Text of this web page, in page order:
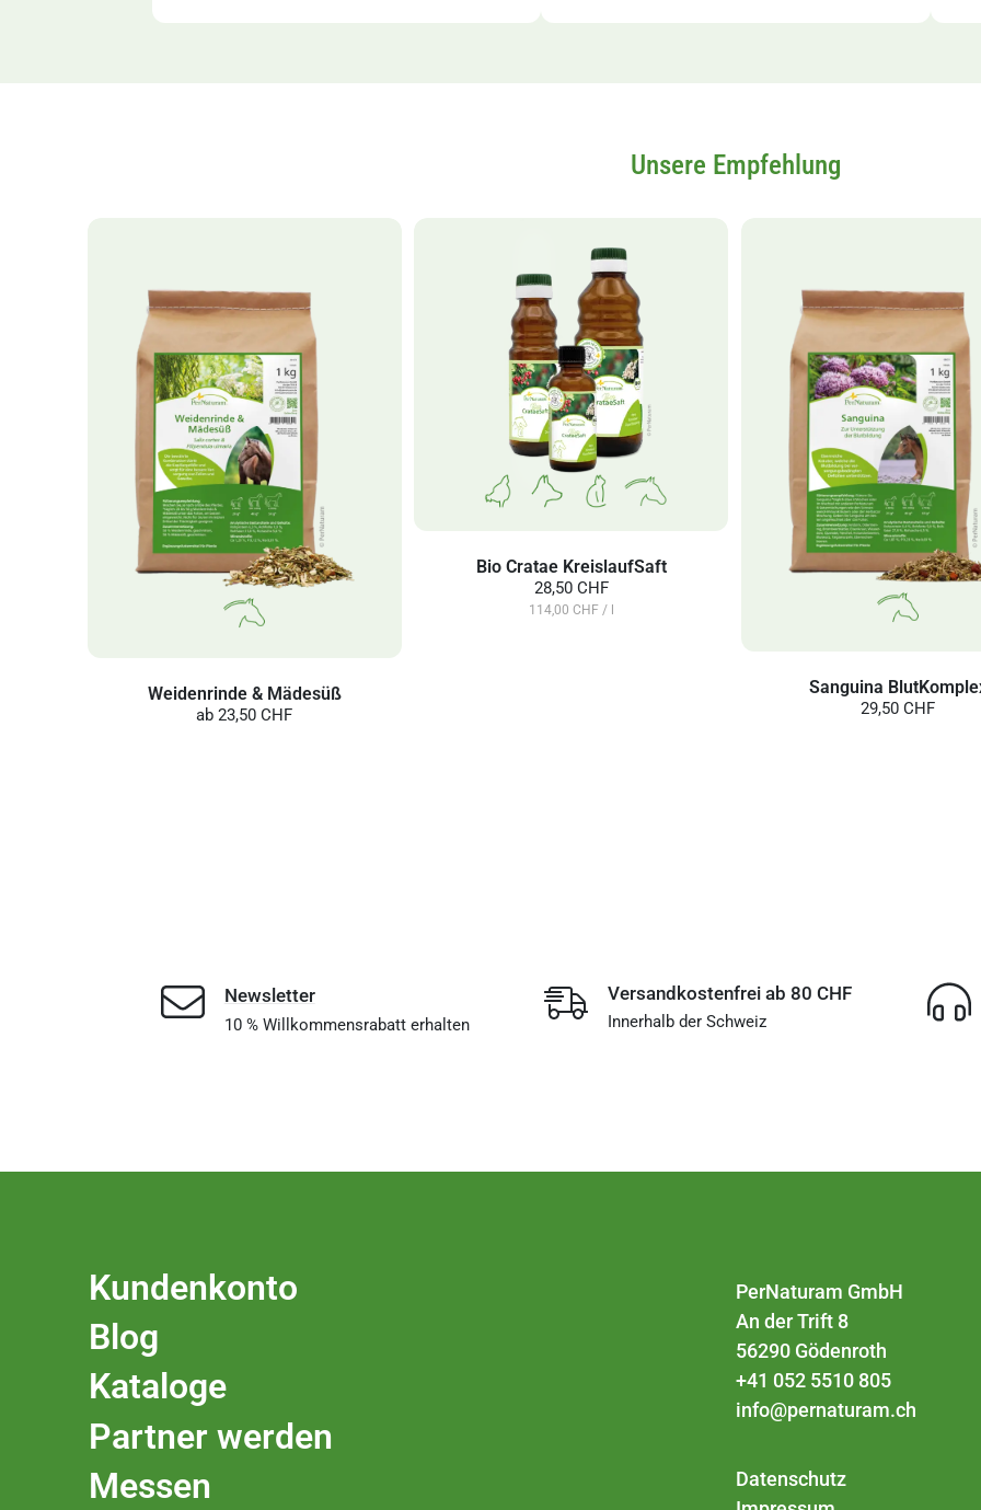
Unsere Empfehlung
Weidenrinde & Mädesüß
ab 23,50 CHF
Bio Cratae KreislaufSaft
28,50 CHF
114,00 CHF / l
Sanguina
29,50 CHF
Newsletter
10 % Willkommensrabatt erhalten
Versandkostenfrei ab 80 CHF
Innerhalb der Schweiz
Kundenkonto
Blog
Kataloge
Partner werden
Messen
PerNaturam GmbH
An der Trift 8
56290 Gödenroth
+41 052 5510 805
info@pernaturam.ch
Datenschutz